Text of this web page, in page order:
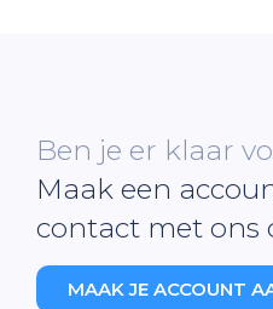
Ben je er klaar
Maak een
contact met ons
MAAK JE ACCOUNT